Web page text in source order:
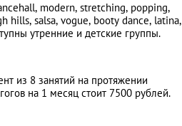
modern, stretching, popping,
hills, salsa, vogue, booty dance, latina,
утренние и детские группы.
из 8 занятий на протяжении
на 1 месяц стоит 7500 рублей.